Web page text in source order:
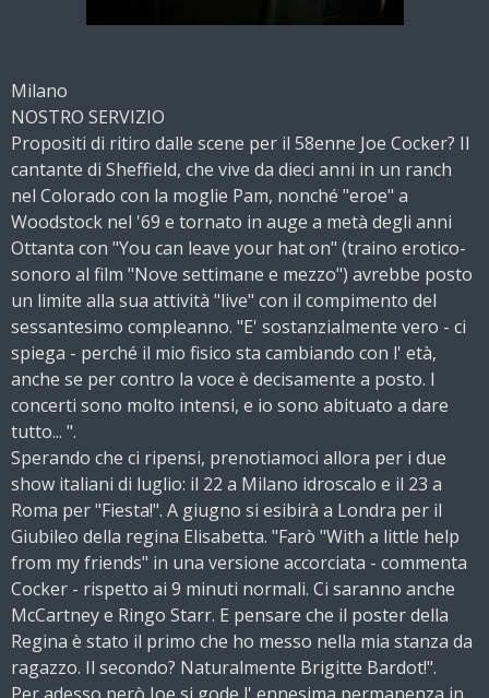
Milano
NOSTRO SERVIZIO
Propositi di ritiro dalle scene per il 58enne Joe Cocker? Il
cantante di Sheffield, che vive da dieci anni in un ranch
nel Colorado con la moglie Pam, nonché "eroe" a
Woodstock nel '69 e tornato in auge a metà degli anni
Ottanta con "You can leave your hat on" (traino erotico-
sonoro al film "Nove settimane e mezzo") avrebbe posto
un limite alla sua attività "live" con il compimento del
sessantesimo compleanno. "E' sostanzialmente vero - ci
spiega - perché il mio fisico sta cambiando con l' età,
anche se per contro la voce è decisamente a posto. I
concerti sono molto intensi, e io sono abituato a dare
tutto... ".
Sperando che ci ripensi, prenotiamoci allora per i due
show italiani di luglio: il 22 a Milano idroscalo e il 23 a
Roma per "Fiesta!". A giugno si esibirà a Londra per il
Giubileo della regina Elisabetta. "Farò "With a little help
from my friends" in una versione accorciata - commenta
Cocker - rispetto ai 9 minuti normali. Ci saranno anche
McCartney e Ringo Starr. E pensare che il poster della
Regina è stato il primo che ho messo nella mia stanza da
ragazzo. Il secondo? Naturalmente Brigitte Bardot!".